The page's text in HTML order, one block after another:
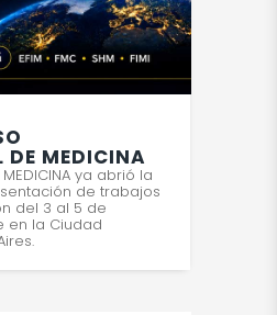
DE MEDICINA
ya abrió la
de trabajos
del 3 al 5 de
en la Ciudad